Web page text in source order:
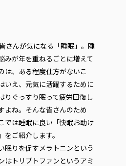
さんが気になる「睡眠」。睡
みが年を重ねるごとに増えて
は、ある程度仕方がないこ
いえ、元気に活躍するために
りぐっすり眠って疲労回復し
よね。そんな皆さんのため
では睡眠に良い「快眠お助け
をご紹介します。
眠りを促すメラトニンという
はトリプトファンというアミ